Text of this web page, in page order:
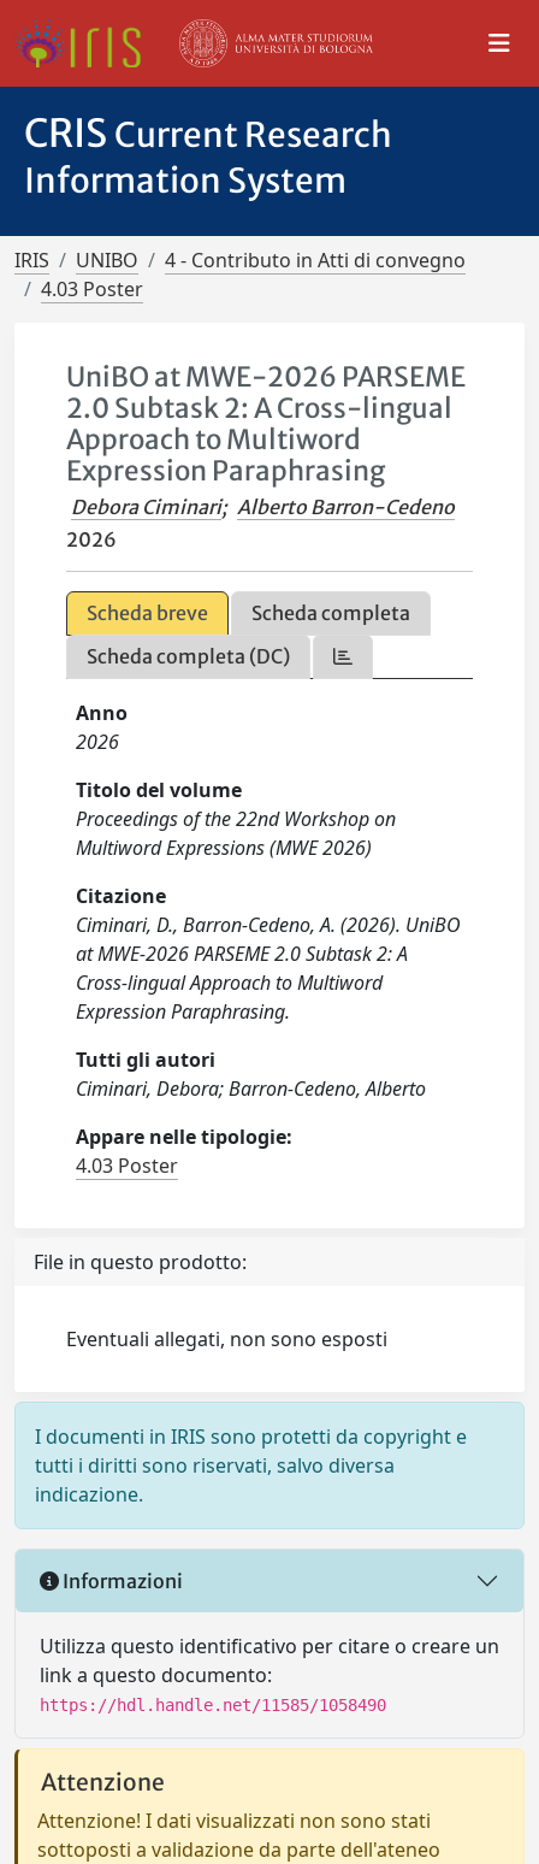
CRIS Current Research
Information System
IRIS UNIBO
4 - Contributo in Atti di convegno
4.03 Poster
UniBO at MWE-2026 PARSEME
2.0 Subtask 2: A Cross-lingual
Approach to Multiword
Expression Paraphrasing
Debora Ciminari; Alberto Barron-Cedeno
2026
Scheda breve
Scheda completa
Scheda completa (DC)
Anno
2026
Titolo del volume
Proceedings of the 22nd Workshop on
Multiword Expressions (MWE 2026)
Citazione
Ciminari, D., Barron-Cedeno, A. (2026). UniBO
at MWE-2026 PARSEME 2.0 Subtask 2: A
Cross-lingual Approach to Multiword
Expression Paraphrasing.
Tutti gli autori
Ciminari, Debora; Barron-Cedeno, Alberto
Appare nelle tipologie:
4.03 Poster
File in questo prodotto:
Eventuali allegati, non sono esposti
I documenti in IRIS sono protetti da copyright e
tutti i diritti sono riservati, salvo diversa
indicazione.
Informazioni
Utilizza questo identificativo per citare o creare un
link a questo documento:
https://hdl.handle.net/11585/1058490
Attenzione
Attenzione! I dati visualizzati non sono stati
sottoposti a validazione da parte dell'ateneo